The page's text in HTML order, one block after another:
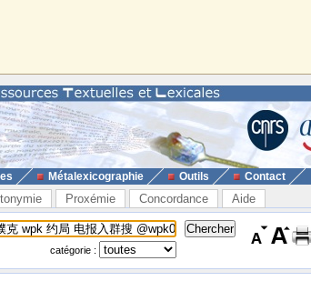
Métalexicographie Outils Contact
Proxémie Concordance Aide
catégorie :